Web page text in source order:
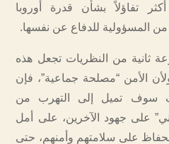
تفاؤلاً بشأن قدرة أوروبا
المسؤولية للدفاع عن نفسها.
ثانية من النظريات تجعل هذه
ولأن الأمن “مصلحة جماعية”، فإن
سوف تميل إلى التهرب من
على جهود الآخرين، على أمل
على سلامتهم وأمنهم، حتى